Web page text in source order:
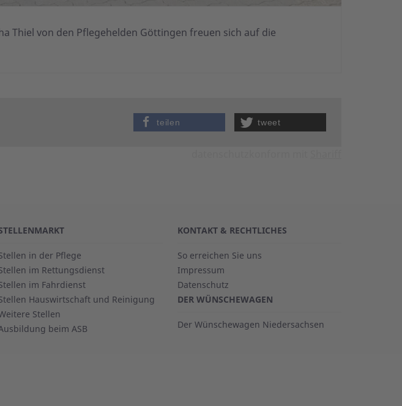
Thiel von den Pflegehelden Göttingen freuen sich auf die
tweet
teilen
in der Pflege
im Rettungsdienst
im Fahrdienst
Hauswirtschaft und Reinigung
Stellen
beim ASB
KONTAKT & RECHTLICHES
So erreichen Sie uns
Impressum
Datenschutz
DER WÜNSCHEWAGEN
Der Wünschewagen Niedersachsen